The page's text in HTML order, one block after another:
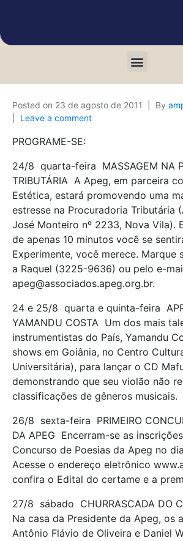
Posted on 23 de agosto de 2011 By
Leave a comment
PROGRAME-SE:
24/8  quarta-feira  MASSAGEM NA
TRIBUTÁRIA  A Apeg, em parceira
Estética, estará promovendo uma
estresse na Procuradoria Tributária
José Monteiro nº 2233, Nova Vila).
de apenas 10 minutos você se
Experimente, você merece. Marque
a Raquel (3225-9636) ou pelo e-
apeg@associados.apeg.org.br.
24 e 25/8  quarta e quinta-feira 
YAMANDU COSTA  Um dos mais
instrumentistas do País, Yamandu
shows em Goiânia, no Centro
Universitária), para lançar o CD
demonstrando que seu violão não
classificações de gêneros musicais.
26/8  sexta-feira  PRIMEIRO
DA APEG  Encerram-se as
Concurso de Poesias da Apeg no
Acesse o endereço eletrônico
confira o Edital do certame e a
27/8  sábado  CHURRASCADA DO
Na casa da Presidente da Apeg, os
Antônio Flávio de Oliveira e Daniel